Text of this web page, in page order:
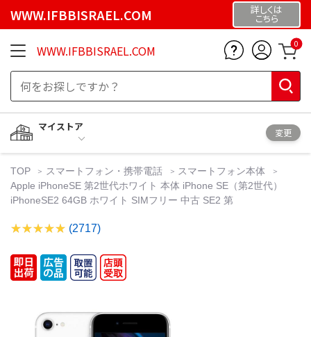
WWW.IFBBISRAEL.COM 詳しくは
こちら
WWW.IFBBISRAEL.COM 0
マイストア
変更
TOP スマートフォン・携帯電話
スマートフォン本体
Apple iPhoneSE 第2世代ホワイト 本体 iPhone SE（第2世代）
iPhoneSE2 64GB ホワイト SIMフリー 中古 SE2 第
(2717)